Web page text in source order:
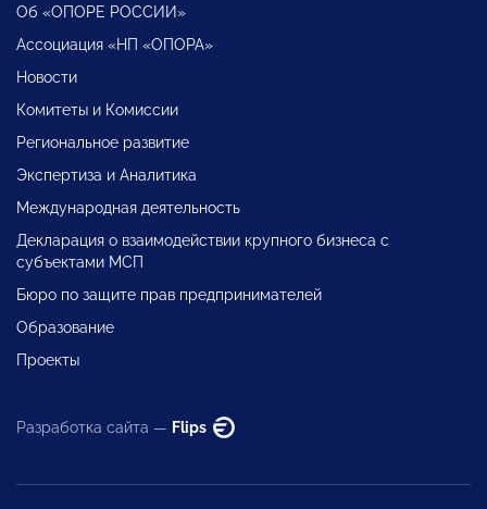
Об «ОПОРЕ РОССИИ»
Ассоциация «НП «ОПОРА»
Новости
Комитеты и Комиссии
Региональное развитие
Экспертиза и Аналитика
Международная деятельность
Декларация о взаимодействии крупного бизнеса с
субъектами МСП
Бюро по защите прав предпринимателей
Образование
Проекты
Разработка сайта — Flips